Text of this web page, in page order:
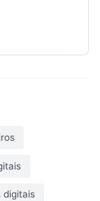
digitais